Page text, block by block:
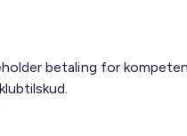
betaling for